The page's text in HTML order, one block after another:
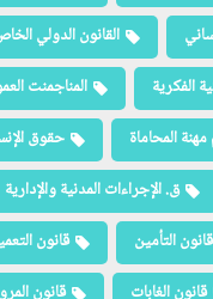
القانون الدولي
الفكرية المناجمنت
المحاماة حقوق
ق. الإجراءات المدنية والإدارية
قانون التأمين قانون
قانون الغابات قانون